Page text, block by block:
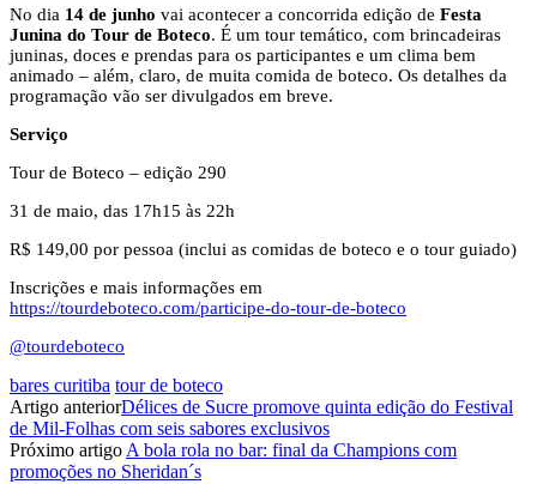
No dia 14 de junho vai acontecer a concorrida edição de Festa
Junina do Tour de Boteco. É um tour temático, com brincadeiras
juninas, doces e prendas para os participantes e um clima bem
animado – além, claro, de muita comida de boteco. Os detalhes da
programação vão ser divulgados em breve.
Serviço
Tour de Boteco – edição 290
31 de maio, das 17h15 às 22h
R$ 149,00 por pessoa (inclui as comidas de boteco e o tour guiado)
Inscrições e mais informações em
https://tourdeboteco.com/participe-do-tour-de-boteco
@tourdeboteco
bares curitiba tour de boteco
Artigo anteriorDélices de Sucre promove quinta edição do Festival
de Mil-Folhas com seis sabores exclusivos
Próximo artigo A bola rola no bar: final da Champions com
promoções no Sheridan´s